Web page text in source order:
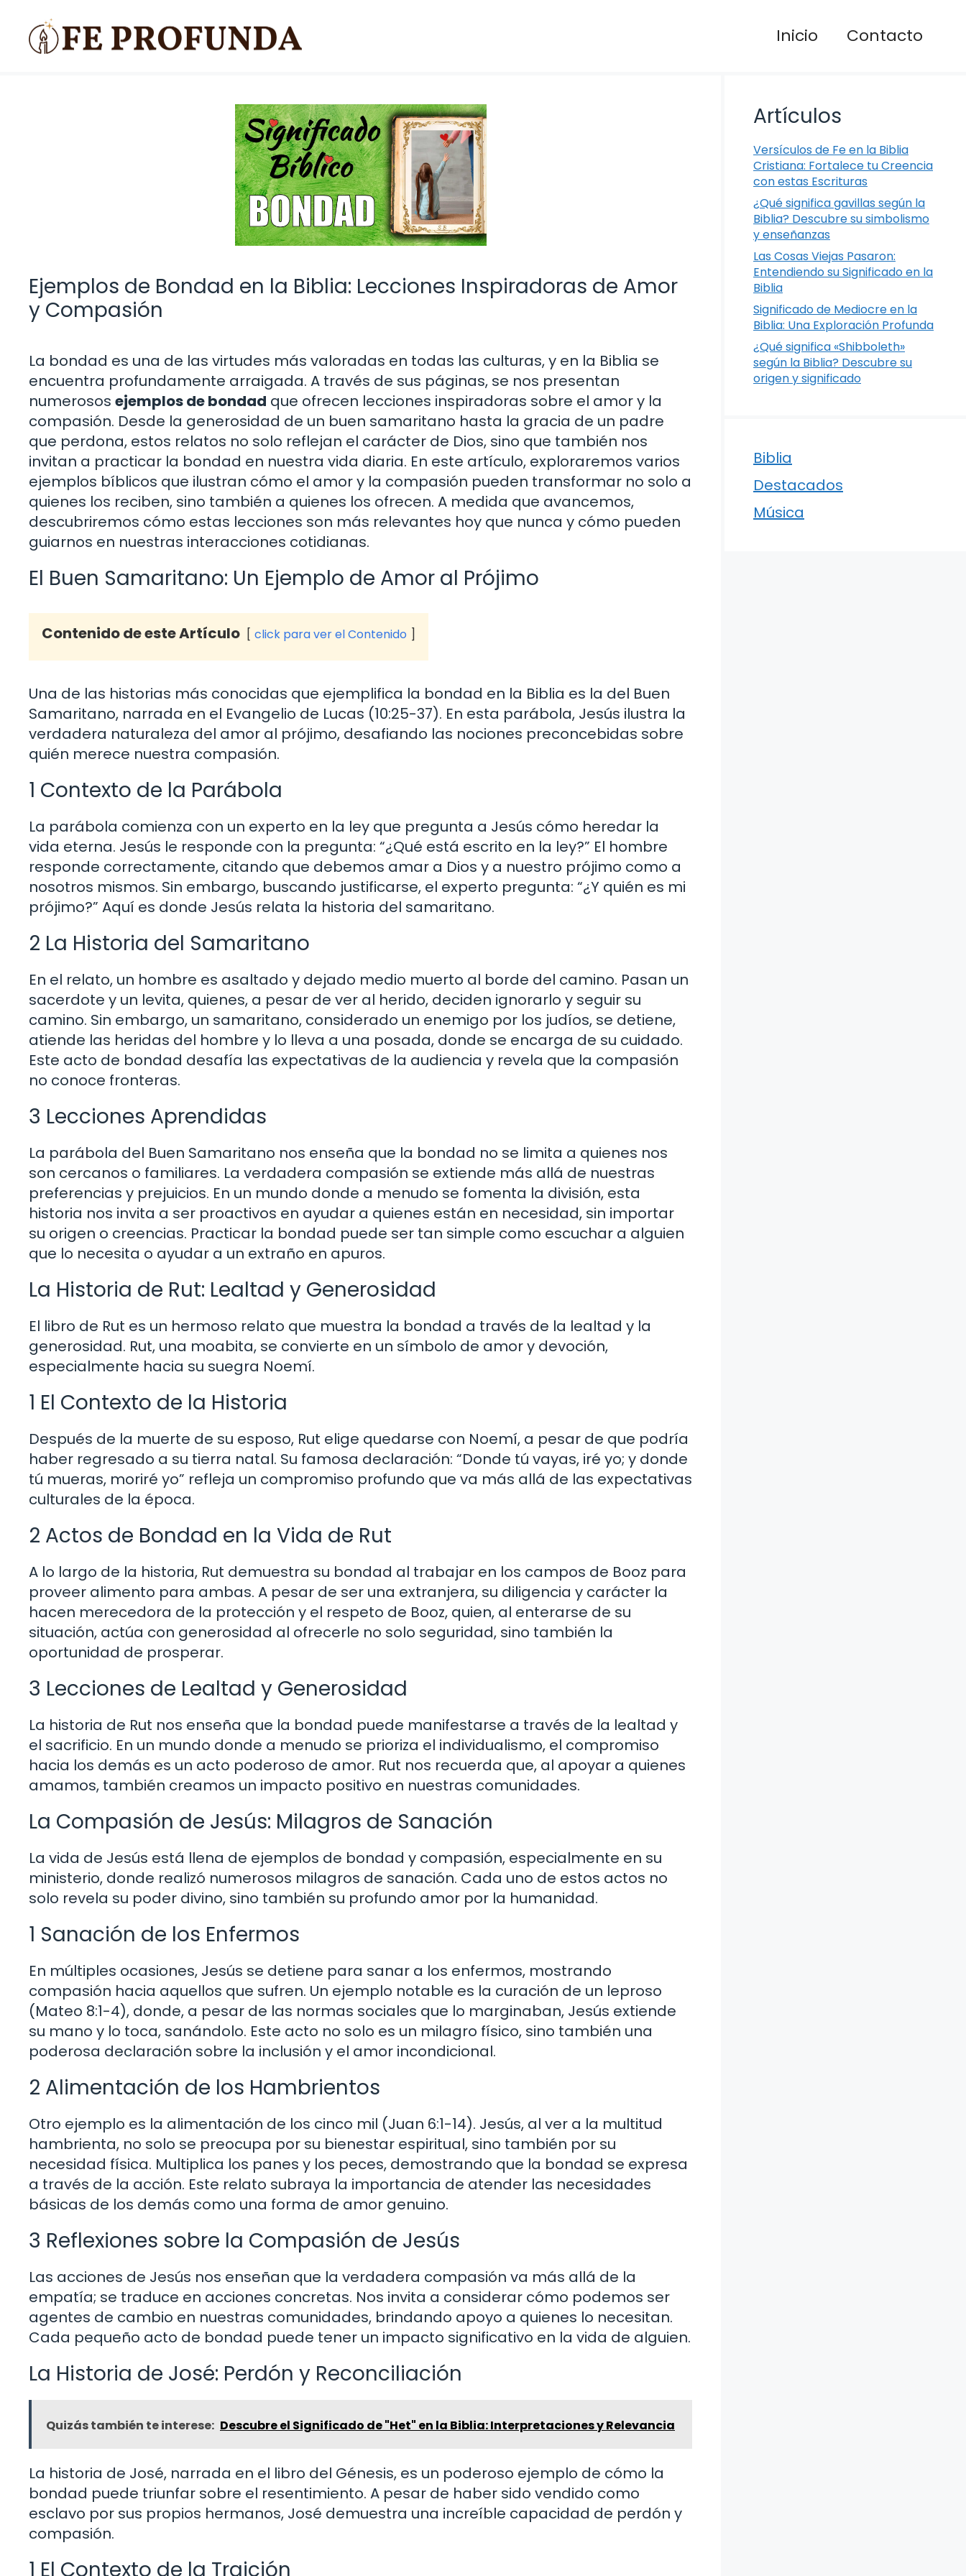
contenido
Inicio Contacto
Ejemplos de Bondad en la Biblia: Lecciones Inspiradoras de Amor
y Compasión
La bondad es una de las virtudes más valoradas en todas las culturas, y en la Biblia se
encuentra profundamente arraigada. A través de sus páginas, se nos presentan
numerosos ejemplos de bondad que ofrecen lecciones inspiradoras sobre el amor y la
compasión. Desde la generosidad de un buen samaritano hasta la gracia de un padre
que perdona, estos relatos no solo reflejan el carácter de Dios, sino que también nos
invitan a practicar la bondad en nuestra vida diaria. En este artículo, exploraremos varios
ejemplos bíblicos que ilustran cómo el amor y la compasión pueden transformar no solo a
quienes los reciben, sino también a quienes los ofrecen. A medida que avancemos,
descubriremos cómo estas lecciones son más relevantes hoy que nunca y cómo pueden
guiarnos en nuestras interacciones cotidianas.
El Buen Samaritano: Un Ejemplo de Amor al Prójimo
Contenido de este Artículo click para ver el Contenido
Una de las historias más conocidas que ejemplifica la bondad en la Biblia es la del Buen
Samaritano, narrada en el Evangelio de Lucas (10:25-37). En esta parábola, Jesús ilustra la
verdadera naturaleza del amor al prójimo, desafiando las nociones preconcebidas sobre
quién merece nuestra compasión.
1 Contexto de la Parábola
La parábola comienza con un experto en la ley que pregunta a Jesús cómo heredar la
vida eterna. Jesús le responde con la pregunta: “¿Qué está escrito en la ley?” El hombre
responde correctamente, citando que debemos amar a Dios y a nuestro prójimo como a
nosotros mismos. Sin embargo, buscando justificarse, el experto pregunta: “¿Y quién es mi
prójimo?” Aquí es donde Jesús relata la historia del samaritano.
2 La Historia del Samaritano
En el relato, un hombre es asaltado y dejado medio muerto al borde del camino. Pasan un
sacerdote y un levita, quienes, a pesar de ver al herido, deciden ignorarlo y seguir su
camino. Sin embargo, un samaritano, considerado un enemigo por los judíos, se detiene,
atiende las heridas del hombre y lo lleva a una posada, donde se encarga de su cuidado.
Este acto de bondad desafía las expectativas de la audiencia y revela que la compasión
no conoce fronteras.
3 Lecciones Aprendidas
La parábola del Buen Samaritano nos enseña que la bondad no se limita a quienes nos
son cercanos o familiares. La verdadera compasión se extiende más allá de nuestras
preferencias y prejuicios. En un mundo donde a menudo se fomenta la división, esta
historia nos invita a ser proactivos en ayudar a quienes están en necesidad, sin importar
su origen o creencias. Practicar la bondad puede ser tan simple como escuchar a alguien
que lo necesita o ayudar a un extraño en apuros.
La Historia de Rut: Lealtad y Generosidad
El libro de Rut es un hermoso relato que muestra la bondad a través de la lealtad y la
generosidad. Rut, una moabita, se convierte en un símbolo de amor y devoción,
especialmente hacia su suegra Noemí.
1 El Contexto de la Historia
Después de la muerte de su esposo, Rut elige quedarse con Noemí, a pesar de que podría
haber regresado a su tierra natal. Su famosa declaración: “Donde tú vayas, iré yo; y donde
tú mueras, moriré yo” refleja un compromiso profundo que va más allá de las expectativas
culturales de la época.
2 Actos de Bondad en la Vida de Rut
A lo largo de la historia, Rut demuestra su bondad al trabajar en los campos de Booz para
proveer alimento para ambas. A pesar de ser una extranjera, su diligencia y carácter la
hacen merecedora de la protección y el respeto de Booz, quien, al enterarse de su
situación, actúa con generosidad al ofrecerle no solo seguridad, sino también la
oportunidad de prosperar.
3 Lecciones de Lealtad y Generosidad
La historia de Rut nos enseña que la bondad puede manifestarse a través de la lealtad y
el sacrificio. En un mundo donde a menudo se prioriza el individualismo, el compromiso
hacia los demás es un acto poderoso de amor. Rut nos recuerda que, al apoyar a quienes
amamos, también creamos un impacto positivo en nuestras comunidades.
La Compasión de Jesús: Milagros de Sanación
La vida de Jesús está llena de ejemplos de bondad y compasión, especialmente en su
ministerio, donde realizó numerosos milagros de sanación. Cada uno de estos actos no
solo revela su poder divino, sino también su profundo amor por la humanidad.
1 Sanación de los Enfermos
En múltiples ocasiones, Jesús se detiene para sanar a los enfermos, mostrando
compasión hacia aquellos que sufren. Un ejemplo notable es la curación de un leproso
(Mateo 8:1-4), donde, a pesar de las normas sociales que lo marginaban, Jesús extiende
su mano y lo toca, sanándolo. Este acto no solo es un milagro físico, sino también una
poderosa declaración sobre la inclusión y el amor incondicional.
2 Alimentación de los Hambrientos
Otro ejemplo es la alimentación de los cinco mil (Juan 6:1-14). Jesús, al ver a la multitud
hambrienta, no solo se preocupa por su bienestar espiritual, sino también por su
necesidad física. Multiplica los panes y los peces, demostrando que la bondad se expresa
a través de la acción. Este relato subraya la importancia de atender las necesidades
básicas de los demás como una forma de amor genuino.
3 Reflexiones sobre la Compasión de Jesús
Las acciones de Jesús nos enseñan que la verdadera compasión va más allá de la
empatía; se traduce en acciones concretas. Nos invita a considerar cómo podemos ser
agentes de cambio en nuestras comunidades, brindando apoyo a quienes lo necesitan.
Cada pequeño acto de bondad puede tener un impacto significativo en la vida de alguien.
La Historia de José: Perdón y Reconciliación
Quizás también te interese: Descubre el Significado de "Het" en la Biblia: Interpretaciones y Relevancia
La historia de José, narrada en el libro del Génesis, es un poderoso ejemplo de cómo la
bondad puede triunfar sobre el resentimiento. A pesar de haber sido vendido como
esclavo por sus propios hermanos, José demuestra una increíble capacidad de perdón y
compasión.
1 El Contexto de la Traición
Artículos
Versículos de Fe en la Biblia
Cristiana: Fortalece tu Creencia
con estas Escrituras
¿Qué significa gavillas según la
Biblia? Descubre su simbolismo
y enseñanzas
Las Cosas Viejas Pasaron:
Entendiendo su Significado en la
Biblia
Significado de Mediocre en la
Biblia: Una Exploración Profunda
¿Qué significa «Shibboleth»
según la Biblia? Descubre su
origen y significado
Biblia
Destacados
Música